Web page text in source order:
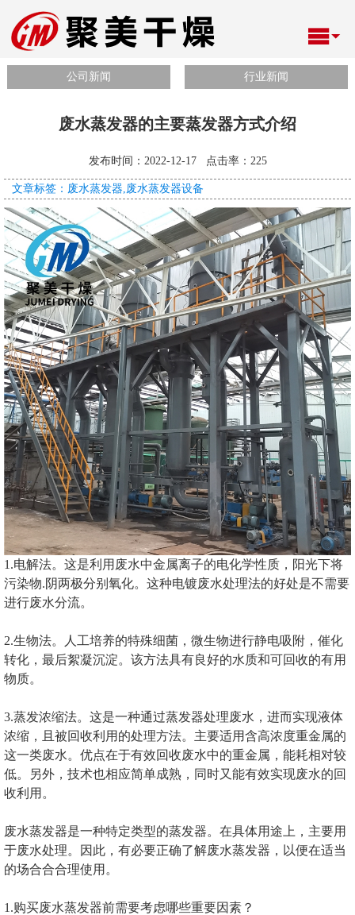
公司新闻 行业新闻
废水蒸发器的主要蒸发器方式介绍
发布时间：2022-12-17 点击率： 225
文章标签：废水蒸发器,废水蒸发器设备
1.电解法。这是利用废水中金属离子的电化学性质，阳光下将
污染物.阴两极分别氧化。这种电镀废水处理法的好处是不需要
进行废水分流。
2.生物法。人工培养的特殊细菌，微生物进行静电吸附，催化
转化，最后絮凝沉淀。该方法具有良好的水质和可回收的有用
物质。
3.蒸发浓缩法。这是一种通过蒸发器处理废水，进而实现液体
浓缩，且被回收利用的处理方法。主要适用含高浓度重金属的
这一类废水。优点在于有效回收废水中的重金属，能耗相对较
低。另外，技术也相应简单成熟，同时又能有效实现废水的回
收利用。
废水蒸发器是一种特定类型的蒸发器。在具体用途上，主要用
于废水处理。因此，有必要正确了解废水蒸发器，以便在适当
的场合合合理使用。
1.购买废水蒸发器前需要考虑哪些重要因素？